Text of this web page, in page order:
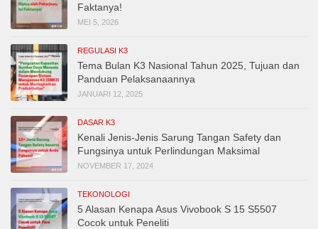
Faktanya!
MEI 5, 2026
REGULASI K3
Tema Bulan K3 Nasional Tahun 2025, Tujuan dan
Panduan Pelaksanaannya
JANUARI 12, 2025
DASAR K3
Kenali Jenis-Jenis Sarung Tangan Safety dan
Fungsinya untuk Perlindungan Maksimal
NOVEMBER 17, 2024
TEKONOLOGI
5 Alasan Kenapa Asus Vivobook S 15 S5507
Cocok untuk Peneliti